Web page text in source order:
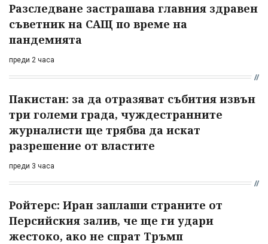
Разследване застрашава главния здравен
съветник на САЩ по време на
пандемията
преди 2 часа
Пакистан: за да отразяват събития извън
три големи града, чуждестранните
журналисти ще трябва да искат
разрешение от властите
преди 3 часа
Ройтерс: Иран заплаши страните от
Персийския залив, че ще ги удари
жестоко, ако не спрат Тръмп